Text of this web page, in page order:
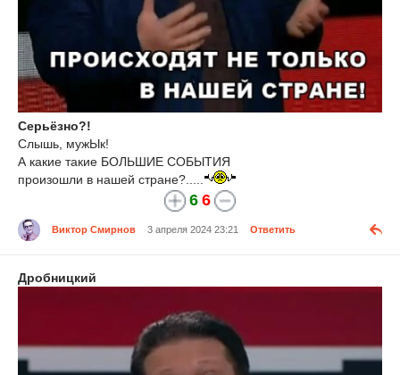
Серьёзно?!
Слышь, мужЫк!
А какие такие БОЛЬШИЕ СОБЫТИЯ
произошли в нашей стране?.....
6 6
Виктор Смирнов 3 апреля 2024 23:21 Ответить
Дробницкий